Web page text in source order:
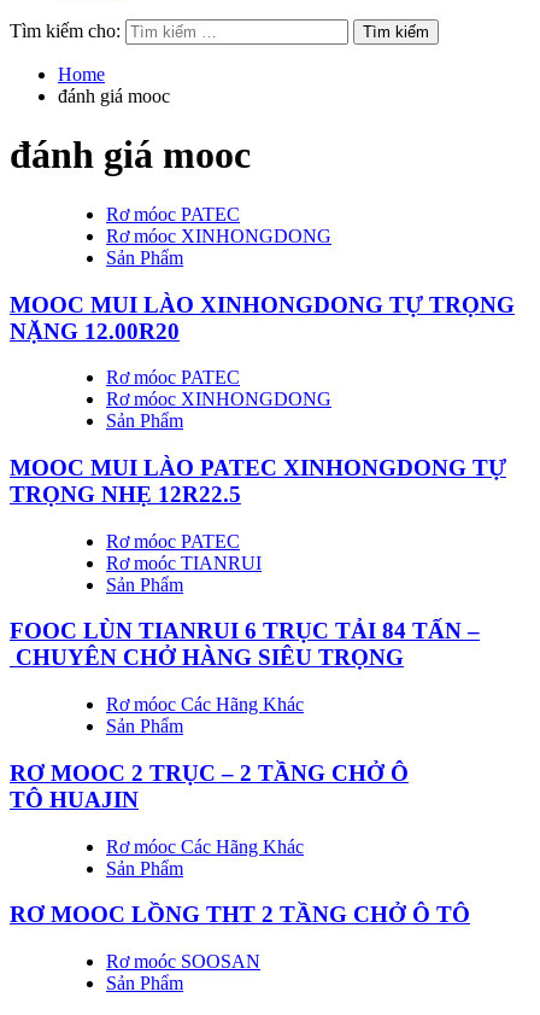
Tìm kiếm cho:
Home
đánh giá mooc
đánh giá mooc
Rơ móoc PATEC
Rơ móoc XINHONGDONG
Sản Phẩm
MOOC MUI LÀO XINHONGDONG TỰ TRỌNG
NẶNG 12.00R20
Rơ móoc PATEC
Rơ móoc XINHONGDONG
Sản Phẩm
MOOC MUI LÀO PATEC XINHONGDONG TỰ
TRỌNG NHẸ 12R22.5
Rơ móoc PATEC
Rơ moóc TIANRUI
Sản Phẩm
FOOC LÙN TIANRUI 6 TRỤC TẢI 84 TẤN –
CHUYÊN CHỞ HÀNG SIÊU TRỌNG
Rơ móoc Các Hãng Khác
Sản Phẩm
RƠ MOOC 2 TRỤC – 2 TẦNG CHỞ Ô
TÔ HUAJIN
Rơ móoc Các Hãng Khác
Sản Phẩm
RƠ MOOC LỒNG THT 2 TẦNG CHỞ Ô TÔ
Rơ moóc SOOSAN
Sản Phẩm